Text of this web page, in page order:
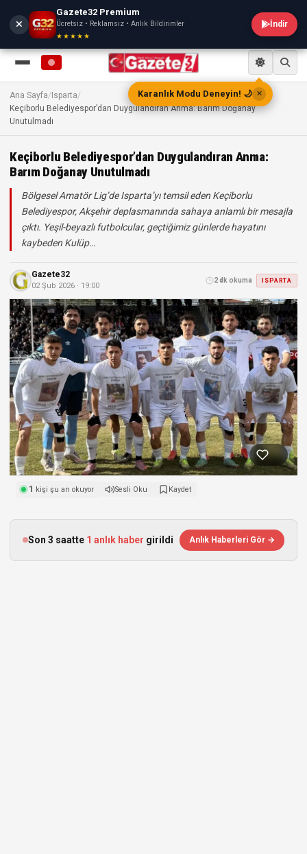
Gazete32 Premium
Ücretsiz • Reklamsız • Anlık Bildirimler
★★★★★
İndir
Ana Sayfa/ Isparta/
Keçiborlu Belediyespor’dan Duygulandıran Anma: Barım Doğanay
Unutulmadı
Keçiborlu Belediyespor’dan Duygulandıran Anma:
Barım Doğanay Unutulmadı
Bölgesel Amatör Lig’de Isparta’yı temsil eden Keçiborlu
Belediyespor, Akşehir deplasmanında sahaya anlamlı bir mesajla
çıktı. Yeşil-beyazlı futbolcular, geçtiğimiz günlerde hayatını
kaybeden Kulüp…
Gazete32
02 Şub 2026 · 19:00
2 dk okuma ISPARTA
1 kişi şu an okuyor Sesli Oku Kaydet
Son 3 saatte 1 anlık haber girildi Anlık Haberleri Gör →
Karanlık Modu Deneyin! 🌙 ✕